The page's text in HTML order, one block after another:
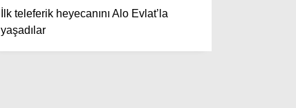
İlk teleferik heyecanını Alo Evlat’la
yaşadılar